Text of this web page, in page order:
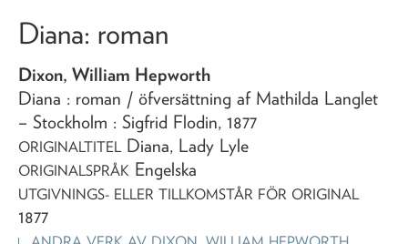
Diana: roman
Dixon, William Hepworth
Diana : roman / öfversättning af Mathilda Langlet
– Stockholm : Sigfrid Flodin, 1877
ORIGINALTITEL Diana, Lady Lyle
ORIGINALSPRÅK Engelska
UTGIVNINGS- ELLER TILLKOMSTÅR FÖR ORIGINAL
1877